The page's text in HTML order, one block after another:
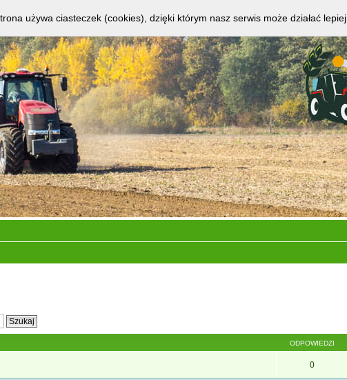
ODPOWIEDZI
0
używa ciasteczek (cookies), dzięki którym nasz serwis może działać lepiej.